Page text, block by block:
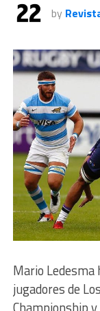
by
Mario
jugadores de